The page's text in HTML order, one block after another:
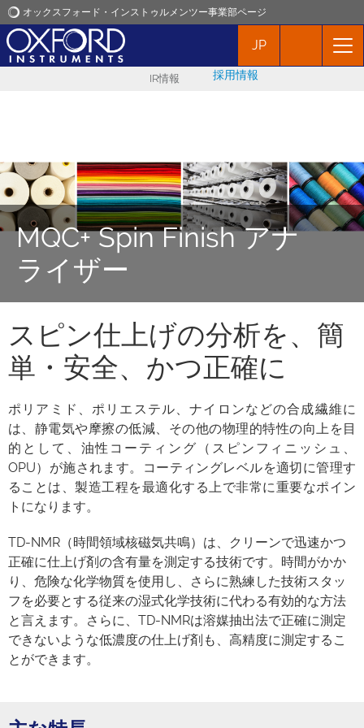
オックスフォード・インストゥルメンツー事業部ページ
オックスフォード・インストゥルメンツ
ニュース
イベント
JP
IR情報 採用情報
MQC+ Spin Finish アナ
ライザー
スピン仕上げの分析を、簡
単・安全、かつ正確に
ポリアミド、ポリエステル、ナイロンなどの合成繊維に
は、静電気や摩擦の低減、その他の物理的特性の向上を目
的として、油性コーティング（スピンフィニッシュ、
OPU）が施されます。コーティングレベルを適切に管理す
ることは、製造工程を最適化する上で非常に重要なポイン
トになります。
TD-NMR（時間領域核磁気共鳴）は、クリーンで迅速かつ
正確に仕上げ剤の含有量を測定する技術です。時間がかか
り、危険な化学物質を使用し、さらに熟練した技術スタッ
フを必要とする従来の湿式化学技術に代わる有効的な方法
と言えます。さらに、TD-NMRは溶媒抽出法で正確に測定
できないような低濃度の仕上げ剤も、高精度に測定するこ
とができます。